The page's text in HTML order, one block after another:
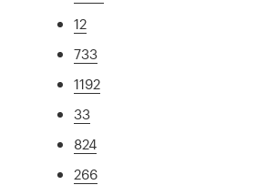
12
733
1192
33
824
266